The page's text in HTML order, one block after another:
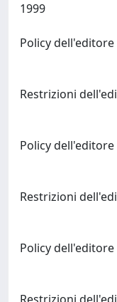
Policy dell'editore
Restrizioni
Policy dell'editore
Restrizioni
Policy dell'editore